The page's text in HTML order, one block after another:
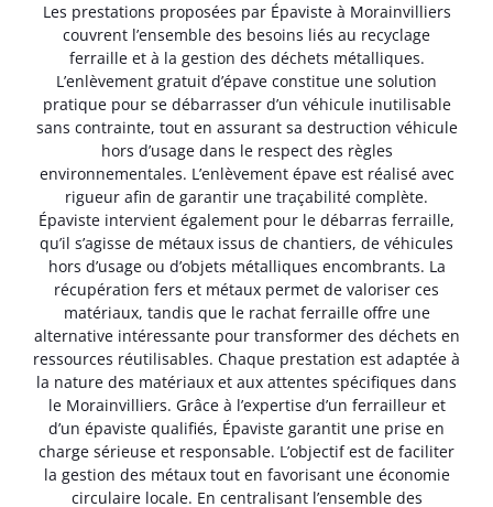
Les prestations proposées par Épaviste à Morainvilliers
couvrent l’ensemble des besoins liés au recyclage
ferraille et à la gestion des déchets métalliques.
L’enlèvement gratuit d’épave constitue une solution
pratique pour se débarrasser d’un véhicule inutilisable
sans contrainte, tout en assurant sa destruction véhicule
hors d’usage dans le respect des règles
environnementales. L’enlèvement épave est réalisé avec
rigueur afin de garantir une traçabilité complète.
Épaviste intervient également pour le débarras ferraille,
qu’il s’agisse de métaux issus de chantiers, de véhicules
hors d’usage ou d’objets métalliques encombrants. La
récupération fers et métaux permet de valoriser ces
matériaux, tandis que le rachat ferraille offre une
alternative intéressante pour transformer des déchets en
ressources réutilisables. Chaque prestation est adaptée à
la nature des matériaux et aux attentes spécifiques dans
le Morainvilliers. Grâce à l’expertise d’un ferrailleur et
d’un épaviste qualifiés, Épaviste garantit une prise en
charge sérieuse et responsable. L’objectif est de faciliter
la gestion des métaux tout en favorisant une économie
circulaire locale. En centralisant l’ensemble des